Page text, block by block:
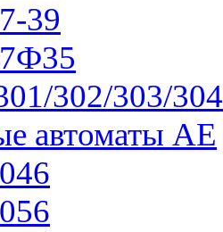
39
302/303/
автоматы АЕ